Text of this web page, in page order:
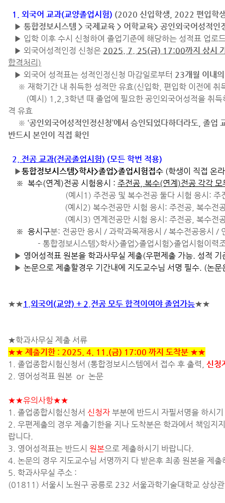
1. 외국어 교과(교양졸업시험) (2020 신입학생, 2022 편입학
▶통합정보시스템 > 국제교육 > 어학교육> 공인외국어성적인
▶ 입학 이후 수시 신청하여 졸업기준에 해당하는 성적표 업로
▶ 외국어성적인정 신청은 2025. 7. 25(금) 17:00까지 상시
합격처리)
▶ 외국어 성적표는 성적인정신청 마감일로부터 23개월 이내
※ 재학기간 내 취득한 성적만 유효(신입학, 편입학 이전에 취
(예시) 1,2,3학년 때 졸업에 필요한 공인외국어성적을 취득
격 유효
※‘공인외국어성적인정신청’에서 승인되었다하더라도, 졸업
반드시 본인이 직접 확인
2. 전공 교과(전공졸업시험) (모든 학번 적용)
▶통합정보시스템>학사>졸업>졸업시험접수 (학생이 직접 온
※ 복수(연계)전공 시험응시 :주전공, 복수(연계)전공 각각 모
(예시1) 주전공 및 복수전공 둘다 시험 응시:
(예시2) 복수전공만 시험 응시: 주전공, 복수전
(예시3) 연계전공만 시험 응시: 주전공, 복수전
※응시구분: 전공만 응시 / 과락과목재응시 / 복수전공응시 /
- 통합정보시스템>학사>졸업>졸업시험>졸업시험이력
▶ 영어성적표 원본을 학과사무실 제출(우편제출 가능. 성적
▶ 논문으로 제출할경우 기간내에 지도교수님 서명 필수. (논
★★1.외국어(교양) + 2.전공 모두 합격이여야 졸업가능★★
★학과사무실 제출 서류
★★ 제출기한 : 2025. 4. 11.(금) 17:00 까지 도착분 ★★
1. 졸업종합시험신청서 (통합정보시스템에서 접수 후 출력,신청
2. 영어성적표 원본 or 논문
★★유의사항★★
1. 졸업종합시험신청서 신청자 부분에 반드시 자필서명을 하시
2. 우편제출의 경우 제출기한을 지나 도착분은 학과에서 책임지
랍니다.
3. 영어성적표는 반드시원본으로 제출하시기 바랍니다.
4. 논문의 경우 지도교수님 서명까지 다 받은후 최종 원본을 제출
5. 학과사무실 주소 :
(01811) 서울시 노원구 공릉로 232 서울과학기술대학교 상상